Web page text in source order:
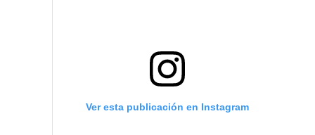
Ver esta publicación en Instagram